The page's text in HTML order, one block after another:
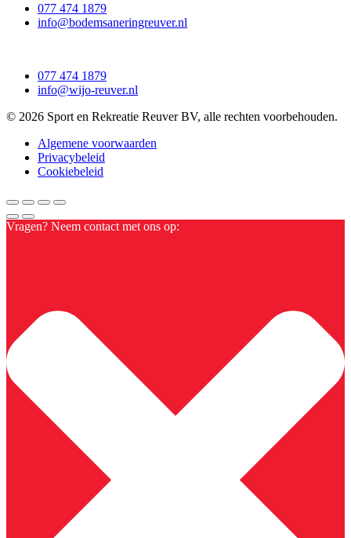
077 474 1879
info@bodemsaneringreuver.nl
077 474 1879
info@wijo-reuver.nl
© 2026 Sport en Rekreatie Reuver BV, alle rechten voorbehouden.
Algemene voorwaarden
Privacybeleid
Cookiebeleid
Vragen? Neem contact met ons op: